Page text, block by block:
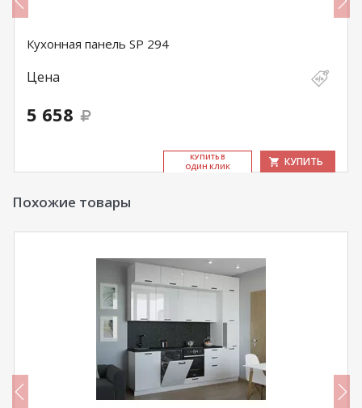
Кухонная панель SP 294
Цена
5 658
КУ­ПИТЬ В
ОДИН КЛИК
КУПИТЬ
Похожие товары